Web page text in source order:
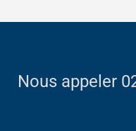
Nous appeler